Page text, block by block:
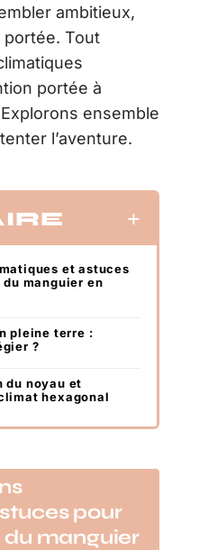
ambitieux,
portée. Tout
portée à
ensemble
l’aventure.
et astuces
manguier en
pleine terre :
?
du noyau et
hexagonal
pour
du manguier